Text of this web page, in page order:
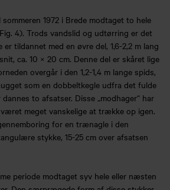
1972 i Brede modtaget to hele
4). Trods vandslid og udtørring er det
tildannet med en øvre del, 1,6-2,2 m lang
ca. 10 × 20 cm. Denne del er skåret lige
overgår i den 1,2-1,4 m lange spids,
som en dobbeltkegle udfra det fulde
to afsatser. Disse „modhager“ har
meget vanskelige at trække op igen.
for en trænagle i den
stykke, 15-25 cm over afsatsen
periode modtaget syv hele eller næsten